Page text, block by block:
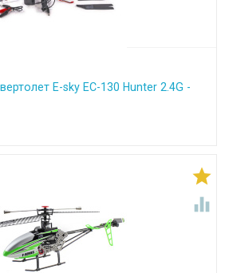
E-sky EC-130 Hunter 2.4G -

